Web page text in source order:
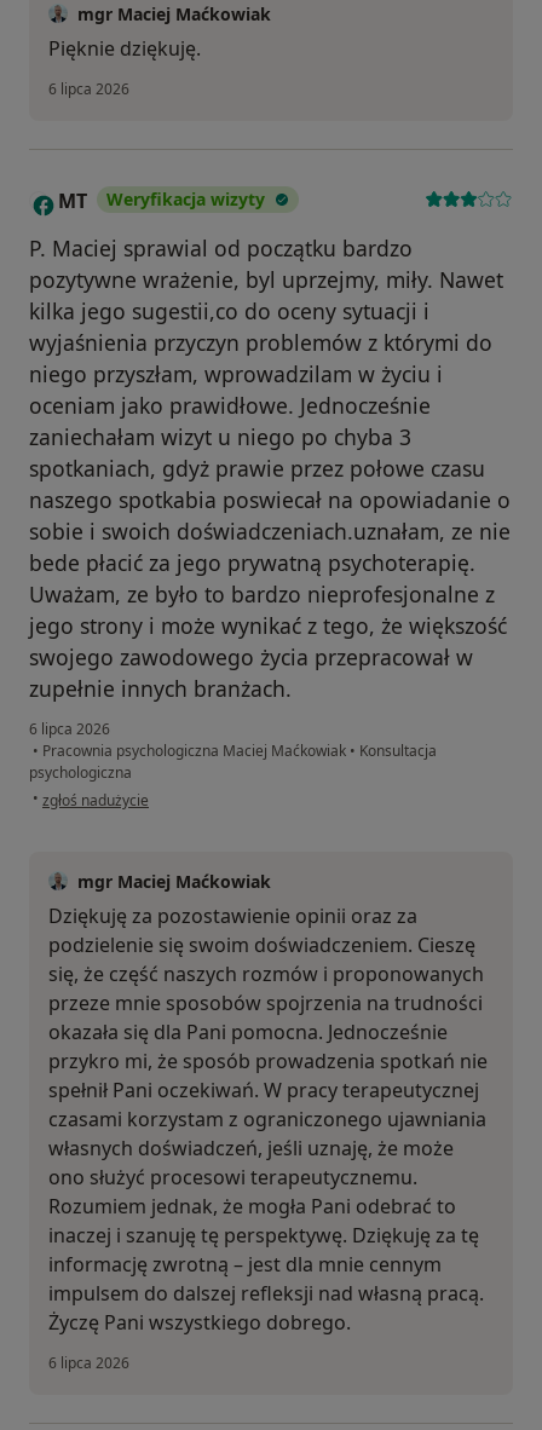
mgr Maciej Maćkowiak
Pięknie dziękuję.
6 lipca 2026
M MT Weryfikacja wizyty
P. Maciej sprawial od początku bardzo
pozytywne wrażenie, byl uprzejmy, miły. Nawet
kilka jego sugestii,co do oceny sytuacji i
wyjaśnienia przyczyn problemów z którymi do
niego przyszłam, wprowadzilam w życiu i
oceniam jako prawidłowe. Jednocześnie
zaniechałam wizyt u niego po chyba 3
spotkaniach, gdyż prawie przez połowe czasu
naszego spotkabia poswiecał na opowiadanie o
sobie i swoich doświadczeniach.uznałam, ze nie
bede płacić za jego prywatną psychoterapię.
Uważam, ze było to bardzo nieprofesjonalne z
jego strony i może wynikać z tego, że większość
swojego zawodowego życia przepracował w
zupełnie innych branżach.
6 lipca 2026
• Pracownia psychologiczna Maciej Maćkowiak • Konsultacja
psychologiczna
• w opinii użytkownika MT
zgłoś nadużycie
mgr Maciej Maćkowiak
Dziękuję za pozostawienie opinii oraz za
podzielenie się swoim doświadczeniem. Cieszę
się, że część naszych rozmów i proponowanych
przeze mnie sposobów spojrzenia na trudności
okazała się dla Pani pomocna. Jednocześnie
przykro mi, że sposób prowadzenia spotkań nie
spełnił Pani oczekiwań. W pracy terapeutycznej
czasami korzystam z ograniczonego ujawniania
własnych doświadczeń, jeśli uznaję, że może
ono służyć procesowi terapeutycznemu.
Rozumiem jednak, że mogła Pani odebrać to
inaczej i szanuję tę perspektywę. Dziękuję za tę
informację zwrotną – jest dla mnie cennym
impulsem do dalszej refleksji nad własną pracą.
Życzę Pani wszystkiego dobrego.
6 lipca 2026